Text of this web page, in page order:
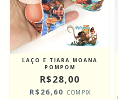
LAÇO E TIARA MOANA
POMPOM
R$28,00
R$26,60 COM PIX